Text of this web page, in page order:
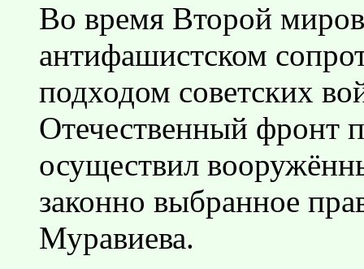
Во время Второй
антифашистском
подходом советских
Отечественный фронт
осуществил
законно выбранное
Муравиева.